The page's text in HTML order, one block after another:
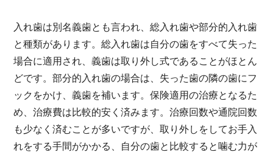
入れ歯は別名義歯とも言われ、総入れ歯や部分的入れ歯
と種類があります。総入れ歯は自分の歯をすべて失った
場合に適用され、義歯は取り外し式であることがほとん
どです。部分的入れ歯の場合は、失った歯の隣の歯にフ
ックをかけ、義歯を補います。保険適用の治療となるた
め、治療費は比較的安く済みます。治療回数や通院回数
も少なく済むことが多いですが、取り外しをしてお手入
れをする手間がかかる、自分の歯と比較すると噛む力が